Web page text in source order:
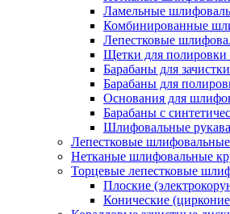
Ламельные
Комбинированные
Лепестковые
Щетки для
Барабаны для зачистки
Барабаны для
Основания для
Барабаны с
Шлифовальные рукава
Лепестковые
Нетканые шлифовальные
Торцевые лепестковые
Плоские
Конические